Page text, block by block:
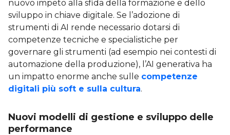
nuovo impeto alla sfida della formazione e dello
sviluppo in chiave digitale. Se l’adozione di
strumenti di AI rende necessario dotarsi di
competenze tecniche e specialistiche per
governare gli strumenti (ad esempio nei contesti di
automazione della produzione), l’AI generativa ha
un impatto enorme anche sulle competenze
digitali più soft e sulla cultura.
Nuovi modelli di gestione e sviluppo delle
performance